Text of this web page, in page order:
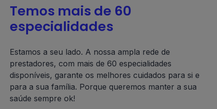
Temos mais de 60
especialidades
Estamos a seu lado. A nossa ampla rede de
prestadores, com mais de 60 especialidades
disponíveis, garante os melhores cuidados para si e
para a sua família. Porque queremos manter a sua
saúde sempre ok!